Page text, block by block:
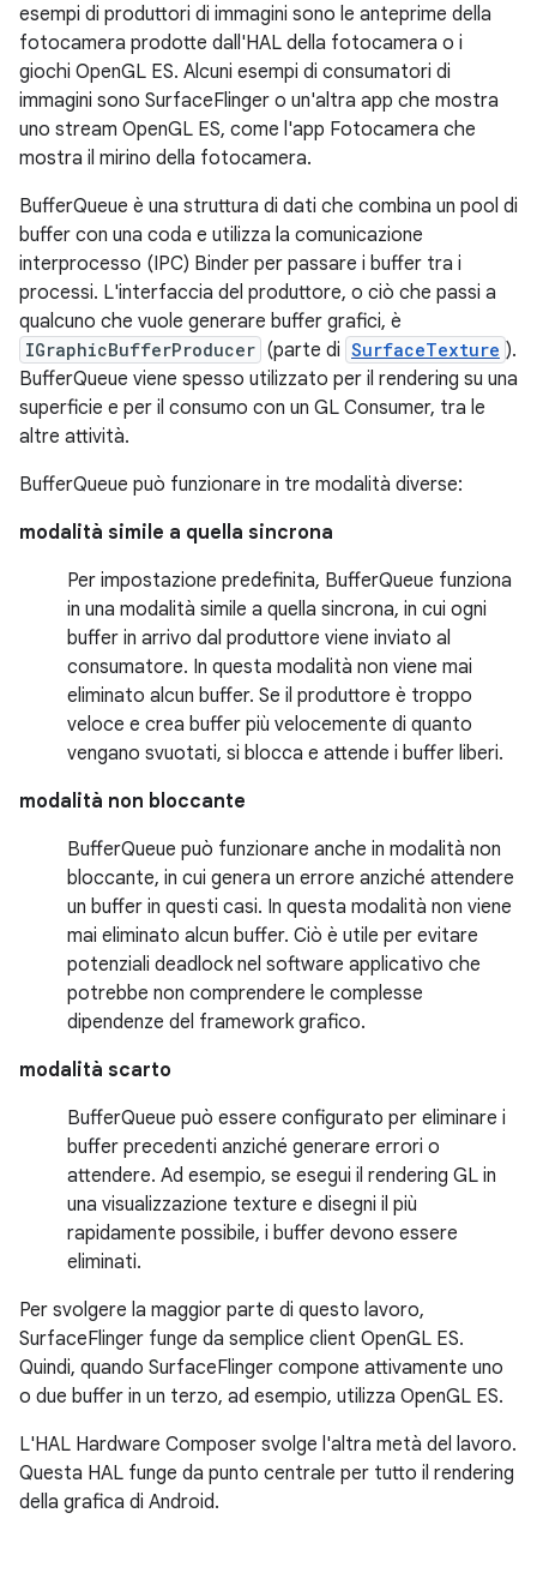
esempi di produttori di immagini sono le anteprime della
fotocamera prodotte dall'HAL della fotocamera o i
giochi OpenGL ES. Alcuni esempi di consumatori di
immagini sono SurfaceFlinger o un'altra app che mostra
uno stream OpenGL ES, come l'app Fotocamera che
mostra il mirino della fotocamera.
BufferQueue è una struttura di dati che combina un pool di
buffer con una coda e utilizza la comunicazione
interprocesso (IPC) Binder per passare i buffer tra i
processi. L'interfaccia del produttore, o ciò che passi a
qualcuno che vuole generare buffer grafici, è
IGraphicBufferProducer (parte di SurfaceTexture ).
BufferQueue viene spesso utilizzato per il rendering su una
superficie e per il consumo con un GL Consumer, tra le
altre attività.
BufferQueue può funzionare in tre modalità diverse:
modalità simile a quella sincrona
Per impostazione predefinita, BufferQueue funziona
in una modalità simile a quella sincrona, in cui ogni
buffer in arrivo dal produttore viene inviato al
consumatore. In questa modalità non viene mai
eliminato alcun buffer. Se il produttore è troppo
veloce e crea buffer più velocemente di quanto
vengano svuotati, si blocca e attende i buffer liberi.
modalità non bloccante
BufferQueue può funzionare anche in modalità non
bloccante, in cui genera un errore anziché attendere
un buffer in questi casi. In questa modalità non viene
mai eliminato alcun buffer. Ciò è utile per evitare
potenziali deadlock nel software applicativo che
potrebbe non comprendere le complesse
dipendenze del framework grafico.
modalità scarto
BufferQueue può essere configurato per eliminare i
buffer precedenti anziché generare errori o
attendere. Ad esempio, se esegui il rendering GL in
una visualizzazione texture e disegni il più
rapidamente possibile, i buffer devono essere
eliminati.
Per svolgere la maggior parte di questo lavoro,
SurfaceFlinger funge da semplice client OpenGL ES.
Quindi, quando SurfaceFlinger compone attivamente uno
o due buffer in un terzo, ad esempio, utilizza OpenGL ES.
L'HAL Hardware Composer svolge l'altra metà del lavoro.
Questa HAL funge da punto centrale per tutto il rendering
della grafica di Android.